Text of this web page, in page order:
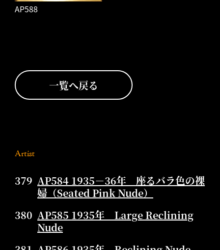
AP588
一覧へ戻る
Artist
379 AP584 1935－36年 座るバラ色の裸
婦（Seated Pink Nude）
380 AP585 1935年 Large Reclining
Nude